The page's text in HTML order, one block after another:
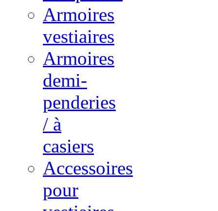
Armoires
vestiaires
Armoires
demi-
penderies
/ à
casiers
Accessoires
pour